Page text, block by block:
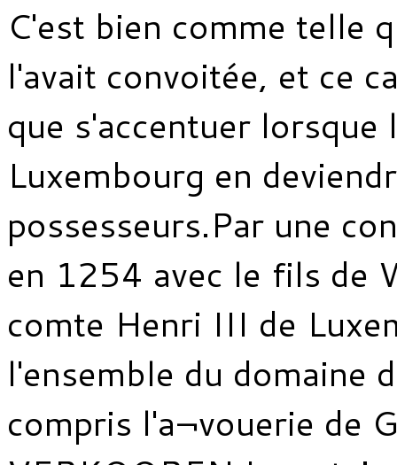
C'est bien comme telle
l'avait convoitée, et ce
que s'accentuer lorsque
Luxembourg en
possesseurs.Par une
en 1254 avec le fils de
comte Henri III de
l'ensemble du domaine
compris l'a¬vouerie de